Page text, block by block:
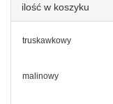
ilość w koszyku
truskawkowy
malinowy